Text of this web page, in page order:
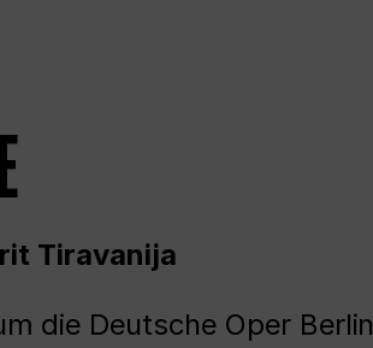
Tiravanija
die Deutsche Oper Berlin